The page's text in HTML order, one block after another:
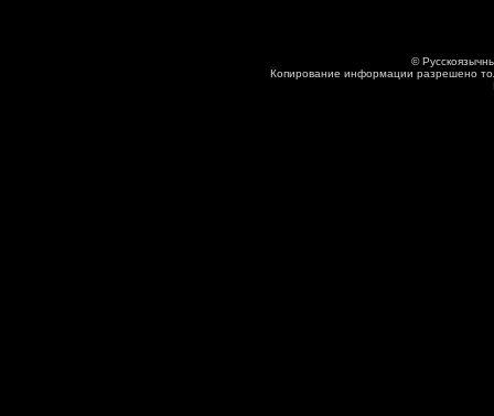
©
Копирование информации разрешено